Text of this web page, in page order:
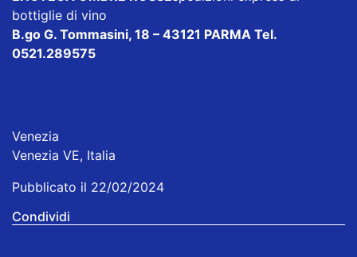
bottiglie di vino
B.go G. Tommasini, 18 – 43121 PARMA Tel.
0521.289575
Venezia
Venezia VE, Italia
Pubblicato il 22/02/2024
Condividi